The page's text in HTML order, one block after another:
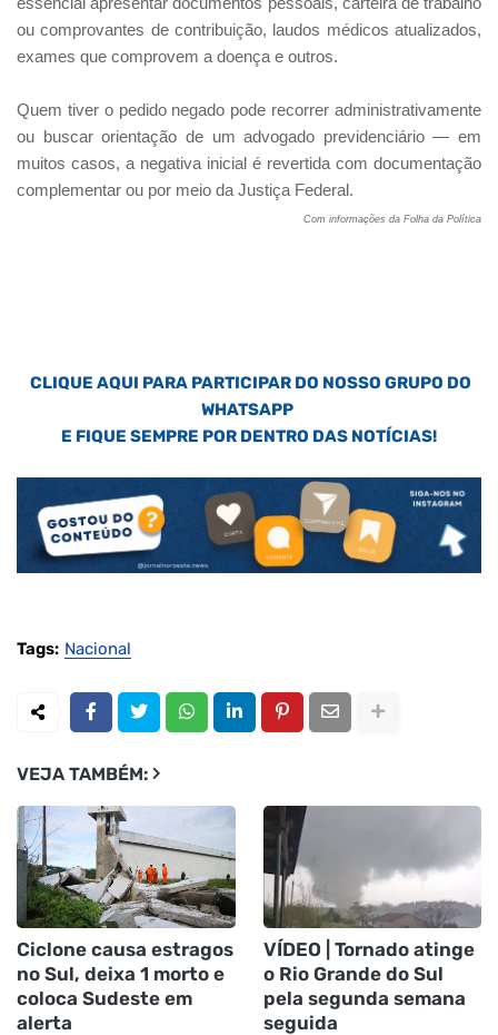
ou comprovantes de contribuição, laudos médicos atualizados,
exames que comprovem a doença e outros.
Quem tiver o pedido negado pode recorrer administrativamente
ou buscar orientação de um advogado previdenciário — em
muitos casos, a negativa inicial é revertida com documentação
complementar ou por meio da Justiça Federal.
Com informações da Folha da Política
CLIQUE AQUI PARA PARTICIPAR DO NOSSO GRUPO DO
WHATSAPP
E FIQUE SEMPRE POR DENTRO DAS NOTÍCIAS!
Tags: Nacional
VEJA TAMBÉM:
Ciclone causa estragos
no Sul, deixa 1 morto e
coloca Sudeste em
alerta
VÍDEO | Tornado atinge
o Rio Grande do Sul
pela segunda semana
seguida